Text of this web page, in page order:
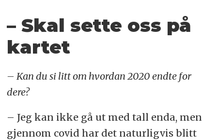
– Skal sette oss på
kartet
– Kan du si litt om hvordan 2020 endte for
dere?
– Jeg kan ikke gå ut med tall enda, men
gjennom covid har det naturligvis blitt